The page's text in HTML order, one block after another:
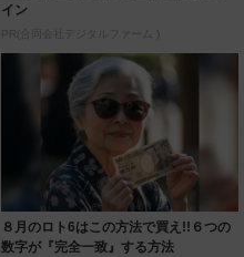
イン
PR(合同会社デジタルファーム )
８月のロト6はこの方法で買え!!６つの
数字が『完全一致』する方法